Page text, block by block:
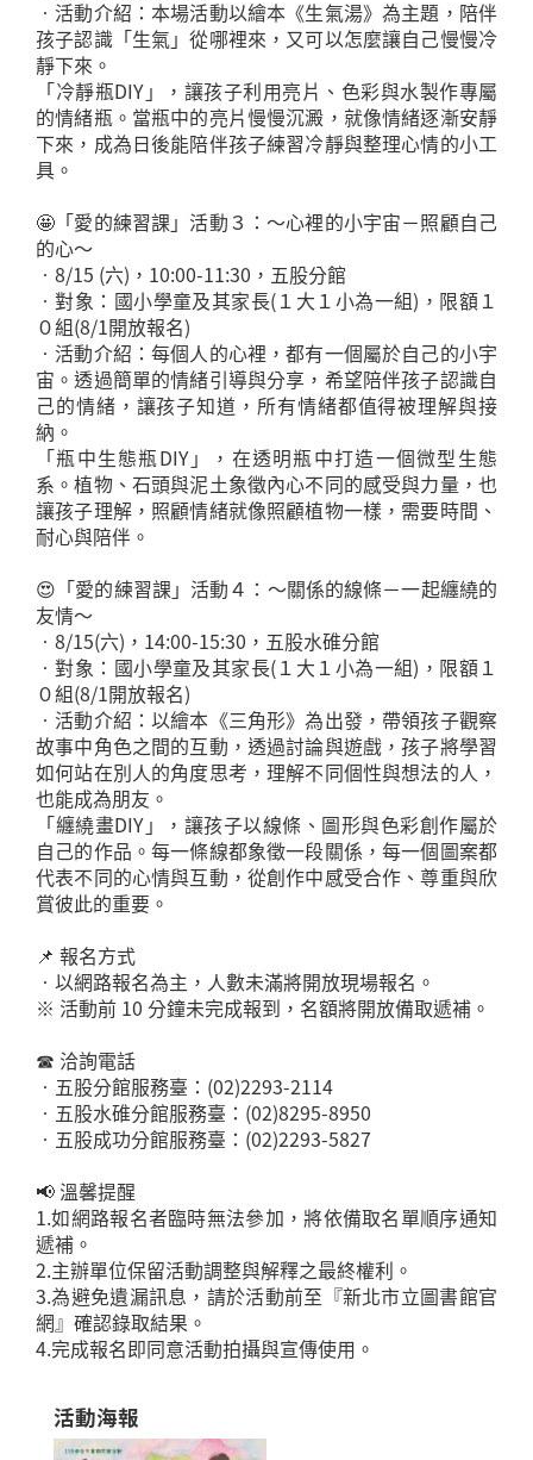
•活動介紹：本場活動以繪本《生氣湯》為主題，陪伴
孩子認識「生氣」從哪裡來，又可以怎麼讓自己慢慢冷
靜下來。
「冷靜瓶DIY」，讓孩子利用亮片、色彩與水製作專屬
的情緒瓶。當瓶中的亮片慢慢沉澱，就像情緒逐漸安靜
下來，成為日後能陪伴孩子練習冷靜與整理心情的小工
具。
🤩「愛的練習課」活動３：～心裡的小宇宙－照顧自己
的心～
•8/15 (六)，10:00-11:30，五股分館
•對象：國小學童及其家長(１大１小為一組)，限額１
０組(8/1開放報名)
•活動介紹：每個人的心裡，都有一個屬於自己的小宇
宙。透過簡單的情緒引導與分享，希望陪伴孩子認識自
己的情緒，讓孩子知道，所有情緒都值得被理解與接
納。
「瓶中生態瓶DIY」，在透明瓶中打造一個微型生態
系。植物、石頭與泥土象徵內心不同的感受與力量，也
讓孩子理解，照顧情緒就像照顧植物一樣，需要時間、
耐心與陪伴。
😍「愛的練習課」活動４：～關係的線條－一起纏繞的
友情～
•8/15(六)，14:00-15:30，五股水碓分館
•對象：國小學童及其家長(１大１小為一組)，限額１
０組(8/1開放報名)
•活動介紹：以繪本《三角形》為出發，帶領孩子觀察
故事中角色之間的互動，透過討論與遊戲，孩子將學習
如何站在別人的角度思考，理解不同個性與想法的人，
也能成為朋友。
「纏繞畫DIY」，讓孩子以線條、圖形與色彩創作屬於
自己的作品。每一條線都象徵一段關係，每一個圖案都
代表不同的心情與互動，從創作中感受合作、尊重與欣
賞彼此的重要。
📌 報名方式
•以網路報名為主，人數未滿將開放現場報名。
※ 活動前 10 分鐘未完成報到，名額將開放備取遞補。
☎ 洽詢電話
•五股分館服務臺：(02)2293-2114
•五股水碓分館服務臺：(02)8295-8950
•五股成功分館服務臺：(02)2293-5827
📢 溫馨提醒
1.如網路報名者臨時無法參加，將依備取名單順序通知
遞補。
2.主辦單位保留活動調整與解釋之最終權利。
3.為避免遺漏訊息，請於活動前至『新北市立圖書館官
網』確認錄取結果。
4.完成報名即同意活動拍攝與宣傳使用。
活動海報